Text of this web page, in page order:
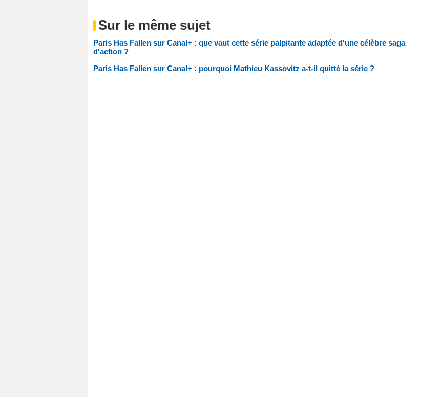
Sur le même sujet
Paris Has Fallen sur Canal+ : que vaut cette série palpitante adaptée d'une célèbre saga
d'action ?
Paris Has Fallen sur Canal+ : pourquoi Mathieu Kassovitz a-t-il quitté la série ?